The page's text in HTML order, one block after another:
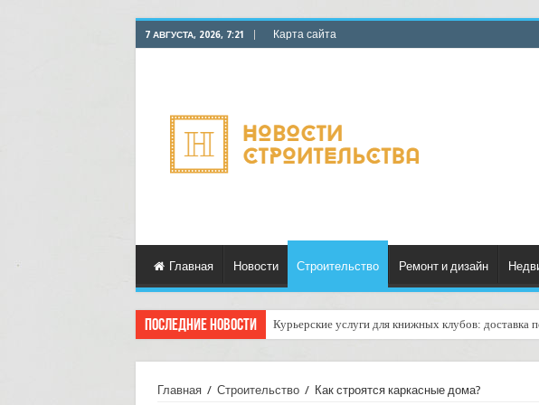
7 АВГУСТА, 2026, 7:21 Карта сайта
Главная Новости Строительство Ремонт и дизайн
Последние новости Курьерские услуги для книжных клубов:
Как настроить автоматическую генерацию
Главная / Строительство / Как строятся каркасные дома?